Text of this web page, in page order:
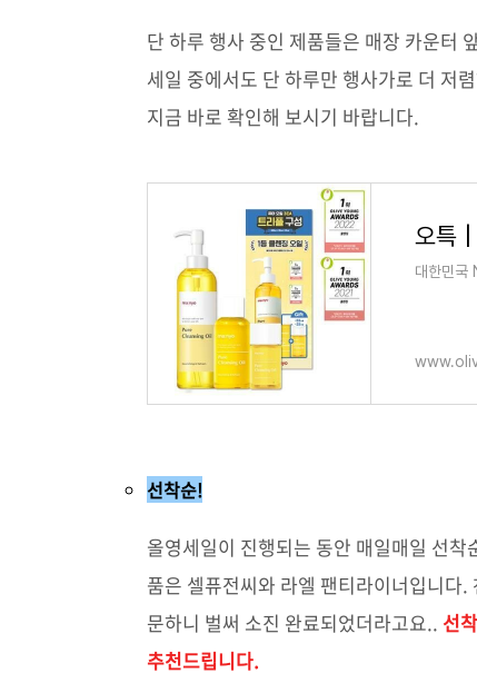
단 하루 행사 중인 제품들은 매장 카운터
세일 중에서도 단 하루만 행사가로 더 저
지금 바로 확인해 보시기 바랍니다.
오특 |
대한민국
선착순!
올영세일이 진행되는 동안 매일매일 선
품은 셀퓨전씨와 라엘 팬티라이너입니다
문하니 벌써 소진 완료되었더라고요.. 선
추천드립니다.